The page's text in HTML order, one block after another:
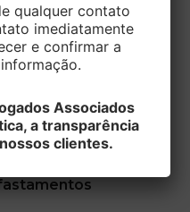
e da CBS
obrigatórios
partir de 3
mantida
publicar
qualquer contato
imediatamente
e confirmar a
Associados
a transparência
clientes.